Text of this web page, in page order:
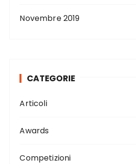
Novembre 2019
CATEGORIE
Articoli
Awards
Competizioni